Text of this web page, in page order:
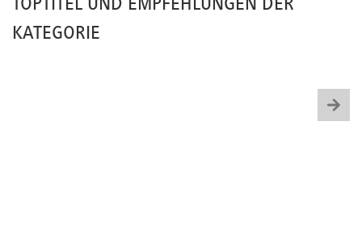
TOPTITEL UND EMPFEHLUNGEN DER
KATEGORIE